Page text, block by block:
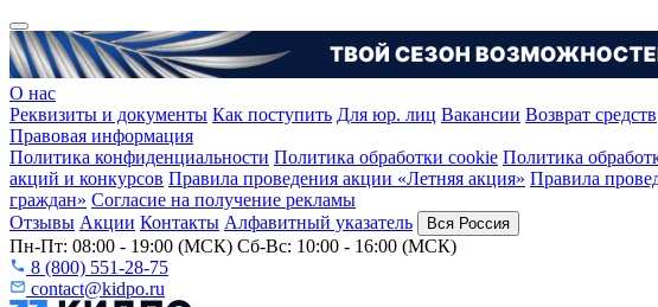
О нас
Реквизиты и документы Как поступить Для юр. лиц Вакансии Возврат средств
Правовая информация
Политика конфиденциальности Политика обработки cookie Политика
акций и конкурсов Правила проведения акции «Летняя акция» Правила
граждан» Согласие на получение рекламы
Отзывы Акции Контакты Алфавитный указатель Вся Россия
Пн-Пт: 08:00 - 19:00 (МСК) Сб-Вс: 10:00 - 16:00 (МСК)
8 (800) 551-28-75
contact@kidpo.ru